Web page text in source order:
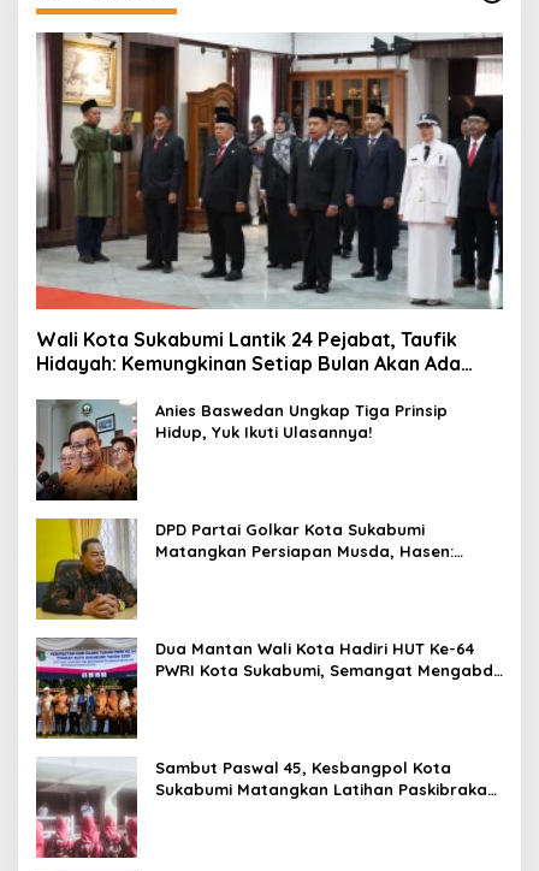
Wali Kota Sukabumi Lantik 24 Pejabat, Taufik
Hidayah: Kemungkinan Setiap Bulan Akan Ada
Anies Baswedan Ungkap Tiga Prinsip
Hidup, Yuk Ikuti Ulasannya!
DPD Partai Golkar Kota Sukabumi
Matangkan Persiapan Musda, Hasen:
Dua Mantan Wali Kota Hadiri HUT Ke-64
PWRI Kota Sukabumi, Semangat Mengabdi
Sambut Paswal 45, Kesbangpol Kota
Sukabumi Matangkan Latihan Paskibraka